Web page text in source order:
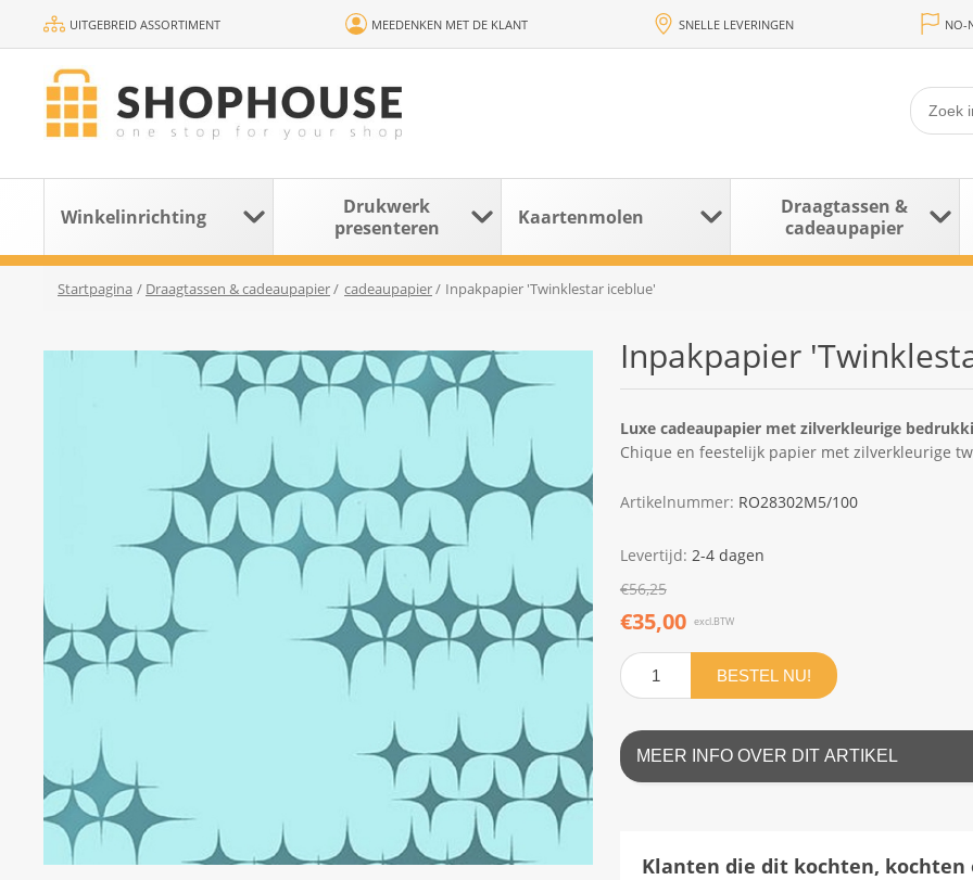
UITGEBREID ASSORTIMENT MEEDENKEN MET DE KLANT SNELLE LEVERINGEN NO-
Winkelinrichting
Drukwerk
presenteren
Kaartenmolen
Draagtassen &
cadeaupapier
Startpagina / Draagtassen & cadeaupapier/ cadeaupapier/ Inpakpapier 'Twinklestar iceblue'
Inpakpapier
Luxe cadeaupapier met zilverkleurige
Chique en feestelijk papier met zilverkleurige
Artikelnummer: RO28302M5/100
Levertijd: 2-4 dagen
€56,25
€35,00 excl.BTW
BESTEL NU!
MEER INFO OVER DIT ARTIKEL
Klanten die dit kochten, kochten